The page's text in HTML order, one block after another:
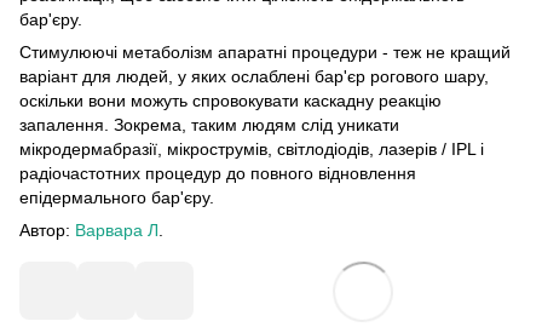
бар'єру.
Стимулюючі метаболізм апаратні процедури - теж не кращий
варіант для людей, у яких ослаблені бар'єр рогового шару,
оскільки вони можуть спровокувати каскадну реакцію
запалення. Зокрема, таким людям слід уникати
мікродермабразії, мікрострумів, світлодіодів, лазерів / IPL і
радіочастотних процедур до повного відновлення
епідермального бар'єру.
Автор: Варвара Л